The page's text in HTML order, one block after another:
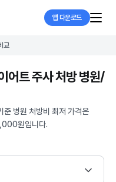
앱 다운로드
교
어트 주사 처방 병원/
준 병원 처방비 최저 가격은
원입니다.